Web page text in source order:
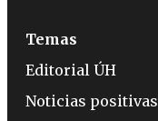
Temas
Editorial ÚH
Noticias positivas